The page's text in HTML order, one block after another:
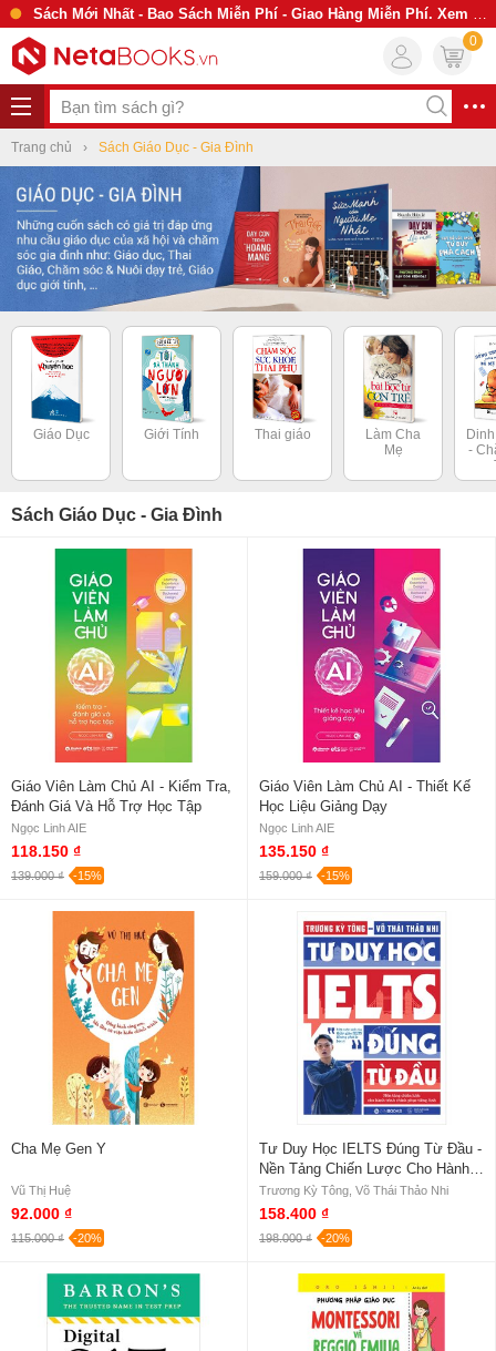
Sách Mới Nhất - Bao Sách Miễn Phí - Giao Hàng Miễn Phí. Xem Ngay
0
Trang chủ Sách Giáo Dục - Gia Đình
Giáo Dục Giới Tính Thai giáo
Làm Cha
Mẹ
-
Sách Giáo Dục - Gia Đình
Giáo Viên Làm Chủ AI - Kiểm Tra,
Đánh Giá Và Hỗ Trợ Học Tập
Ngọc Linh AIE
118.150 ₫
139.000 ₫ -15%
Giáo Viên Làm Chủ AI - Thiết Kế
Học Liệu Giảng Dạy
Ngọc Linh AIE
135.150 ₫
159.000 ₫ -15%
Cha Mẹ Gen Y
Vũ Thị Huệ
92.000 ₫
115.000 ₫ -20%
Tư Duy Học IELTS Đúng Từ Đầu -
Nền Tảng Chiến Lược Cho Hành
Trình Chinh Phục Tiếng Anh
Trương Kỳ Tông, Võ Thái Thảo Nhi
158.400 ₫
198.000 ₫ -20%